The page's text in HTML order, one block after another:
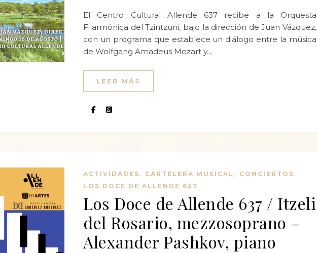
El Centro Cultural Allende 637 recibe a la Orquesta
Filarmónica del Tzintzuni, bajo la dirección de Juan Vázquez,
con un programa que establece un diálogo entre la música
de Wolfgang Amadeus Mozart y…
LEER MÁS
ACTIVIDADES , CARTELERA MUSICAL , CONCIERTOS ,
LOS DOCE DE ALLENDE 637
Los Doce de Allende 637 / Itzeli
del Rosario, mezzosoprano –
Alexander Pashkov, piano